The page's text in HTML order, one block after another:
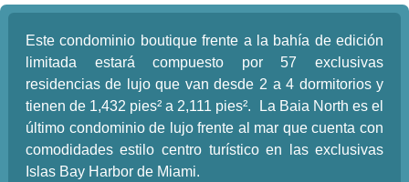
Este condominio boutique frente a la bahía de edición
limitada estará compuesto por 57 exclusivas
residencias de lujo que van desde 2 a 4 dormitorios y
tienen de 1,432 pies² a 2,111 pies². La Baia North es el
último condominio de lujo frente al mar que cuenta con
comodidades estilo centro turístico en las exclusivas
Islas Bay Harbor de Miami.